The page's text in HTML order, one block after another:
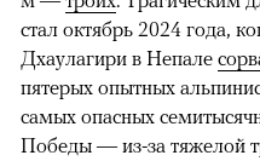
стал октябрь 2024 года,
Дхаулагири в Непале
пятерых опытных
самых опасных
Победы — из-за тяжелой